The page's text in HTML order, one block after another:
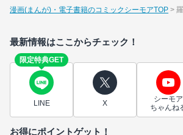
漫画(まんが)・電子書籍のコミックシーモアTOP
最新情報はここからチェック！
限定特典GET
LINE X
シーモア
ちゃんね
お得にポイントゲット！